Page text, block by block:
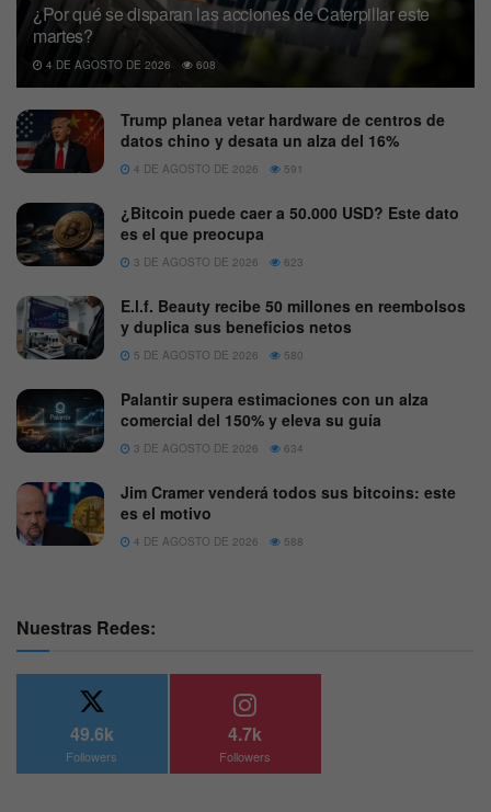
¿Por qué se disparan las acciones de Caterpillar este
martes?
4 DE AGOSTO DE 2026 608
Trump planea vetar hardware de centros de
datos chino y desata un alza del 16%
4 DE AGOSTO DE 2026 591
¿Bitcoin puede caer a 50.000 USD? Este dato
es el que preocupa
3 DE AGOSTO DE 2026 623
E.l.f. Beauty recibe 50 millones en reembolsos
y duplica sus beneficios netos
5 DE AGOSTO DE 2026 580
Palantir supera estimaciones con un alza
comercial del 150% y eleva su guía
3 DE AGOSTO DE 2026 634
Jim Cramer venderá todos sus bitcoins: este
es el motivo
4 DE AGOSTO DE 2026 588
Nuestras Redes:
49.6k
Followers
4.7k
Followers